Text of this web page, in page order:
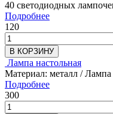
40 светодиодных
Подробнее
120
В КОРЗИНУ
Лампа настольная
Материал: металл /
Подробнее
300